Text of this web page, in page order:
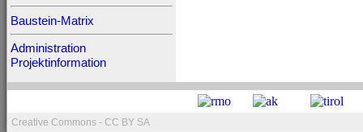
Baustein-Matrix
Administration
Projektinformation
Creative Commons - CC BY SA